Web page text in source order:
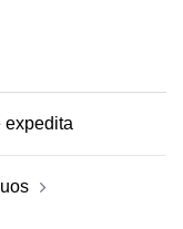
expedita